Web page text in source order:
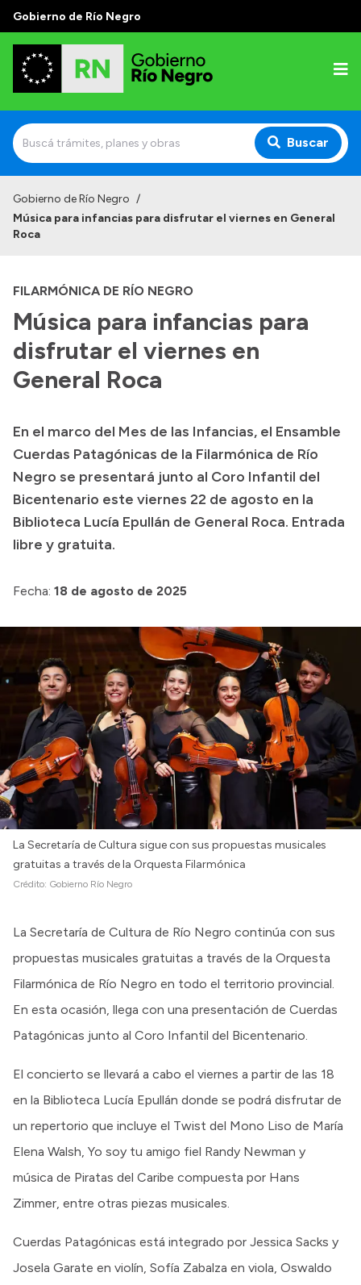
Gobierno de Río Negro
Buscar
Autoridades
Autoridades y Organismos
Discursos en la Legislatura
Casa de Gobierno
Acerca de Río Negro
Geografía
Invertí en Río Negro
Transparencia
Compras y licitaciones
Consulta de expedientes
Consulta de pago a proveedores
Convocatorias
Intranet
Login
Gobierno de Río Negro /
Música para infancias para disfrutar el viernes en General
Roca
FILARMÓNICA DE RÍO NEGRO
Música para infancias para
disfrutar el viernes en
General Roca
En el marco del Mes de las Infancias, el Ensamble
Cuerdas Patagónicas de la Filarmónica de Río
Negro se presentará junto al Coro Infantil del
Bicentenario este viernes 22 de agosto en la
Biblioteca Lucía Epullán de General Roca. Entrada
libre y gratuita.
Fecha: 18 de agosto de 2025
La Secretaría de Cultura sigue con sus propuestas musicales
gratuitas a través de la Orquesta Filarmónica
Crédito: Gobierno Río Negro
La Secretaría de Cultura de Río Negro continúa con sus
propuestas musicales gratuitas a través de la Orquesta
Filarmónica de Río Negro en todo el territorio provincial.
En esta ocasión, llega con una presentación de Cuerdas
Patagónicas junto al Coro Infantil del Bicentenario.
El concierto se llevará a cabo el viernes a partir de las 18
en la Biblioteca Lucía Epullán donde se podrá disfrutar de
un repertorio que incluye el Twist del Mono Liso de María
Elena Walsh, Yo soy tu amigo fiel Randy Newman y
música de Piratas del Caribe compuesta por Hans
Zimmer, entre otras piezas musicales.
Cuerdas Patagónicas está integrado por Jessica Sacks y
Josela Garate en violín, Sofía Zabalza en viola, Oswaldo